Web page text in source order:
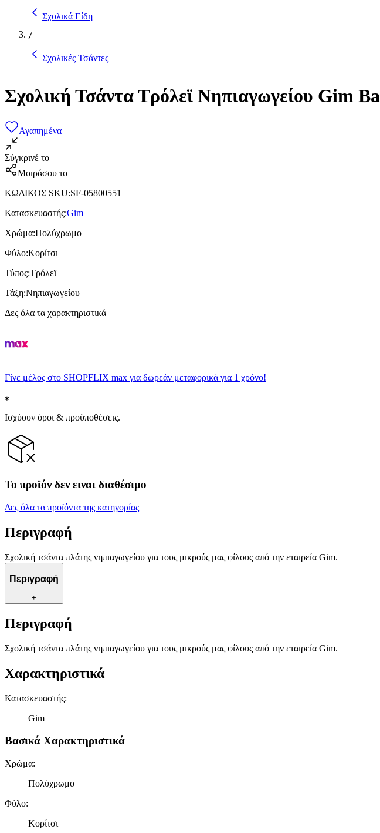
Σχολικά Είδη
/
Σχολικές Τσάντες
Σχολική Τσάντα Τρόλεϊ Νηπιαγωγείου Gim
Αγαπημένα
Σύγκρινέ το
Μοιράσου το
ΚΩΔΙΚΟΣ SKU:SF-05800551
Κατασκευαστής:Gim
Χρώμα:Πολύχρωμο
Φύλο:Κορίτσι
Τύπος:Τρόλεϊ
Τάξη:Νηπιαγωγείου
Δες όλα τα χαρακτηριστικά
Γίνε μέλος στο SHOPFLIX max για δωρεάν μεταφορικά για 1 χρόνο!
Ισχύουν όροι & προϋποθέσεις.
Το προϊόν δεν ειναι διαθέσιμο
Δες όλα τα προϊόντα της κατηγορίας
Περιγραφή
Σχολική τσάντα πλάτης νηπιαγωγείου για τους μικρούς μας φίλους από την εταιρεία Gim.
Περιγραφή
+
Περιγραφή
Σχολική τσάντα πλάτης νηπιαγωγείου για τους μικρούς μας φίλους από την εταιρεία Gim.
Χαρακτηριστικά
Κατασκευαστής:
Gim
Βασικά Χαρακτηριστικά
Χρώμα:
Πολύχρωμο
Φύλο:
Κορίτσι